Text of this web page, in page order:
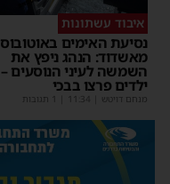
איבוד עשתונות
נסיעת האימים באוטובוס
מאשדוד: הנהג ניפץ את
השמשה לעיני הנוסעים –
ילדים פרצו בבכי
מנחם דויטש 11:34